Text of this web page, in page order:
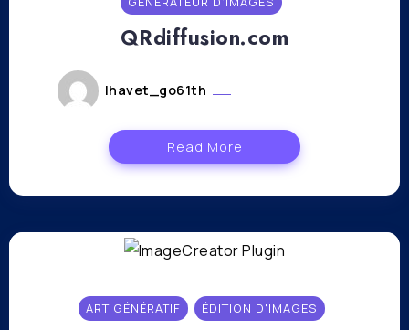
QRdiffusion.com
lhavet_go61th
Read More
ART GÉNÉRATIF ÉDITION D'IMAGES